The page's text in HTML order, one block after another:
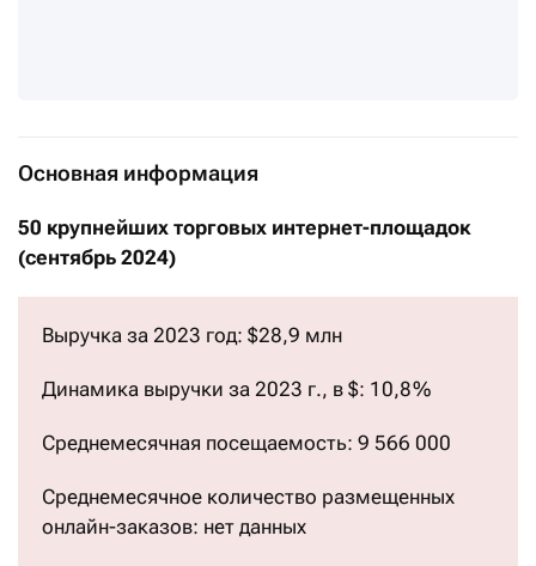
Основная информация
50 крупнейших торговых интернет-площадок
(сентябрь 2024)
Выручка за 2023 год: $28,9 млн
Динамика выручки за 2023 г., в $: 10,8 %
Среднемесячная посещаемость: 9 566 000
Среднемесячное количество размещенных
онлайн-заказов: нет данных